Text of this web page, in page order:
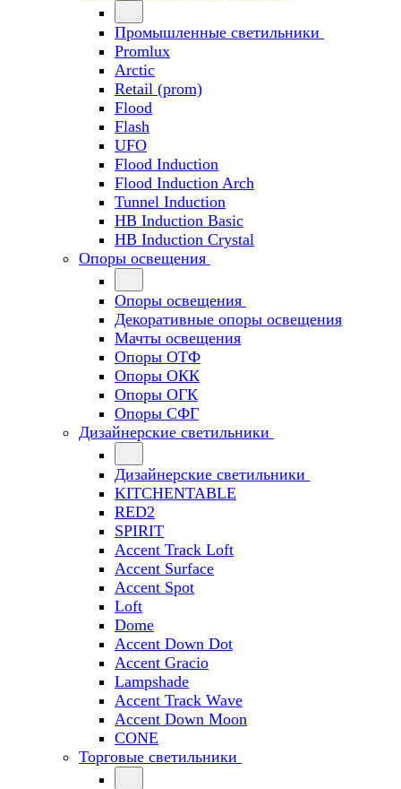
Промышленные светильники
Promlux
Arctic
Retail (prom)
Flood
Flash
UFO
Flood Induction
Flood Induction Arch
Tunnel Induction
HB Induction Basic
HB Induction Crystal
Опоры освещения
Опоры освещения
Декоративные опоры освещения
Мачты освещения
Опоры ОТФ
Опоры ОКК
Опоры ОГК
Опоры СФГ
Дизайнерские светильники
Дизайнерские светильники
KITCHENTABLE
RED2
SPIRIT
Accent Track Loft
Accent Surface
Accent Spot
Loft
Dome
Accent Down Dot
Accent Gracio
Lampshade
Accent Track Wave
Accent Down Moon
CONE
Торговые светильники